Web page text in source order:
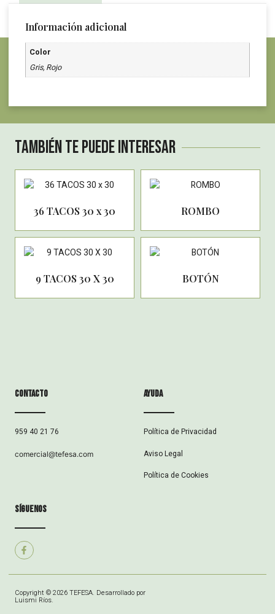
Información adicional
Color
Gris, Rojo
También te puede interesar
36 TACOS 30 x 30 ROMBO
9 TACOS 30 X 30 BOTÓN
Contacto
959 40 21 76
comercial@tefesa.com
ayuda
Política de Privacidad
Aviso Legal
Política de Cookies
síguenos
Copyright © 2026 TEFESA. Desarrollado por
Luismi Ríos.